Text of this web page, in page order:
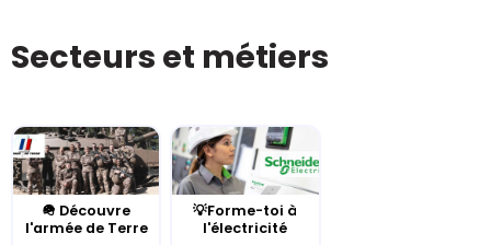
Secteurs et métiers
🪖 Découvre
l'armée de Terre
💡Forme-toi à
l'électricité